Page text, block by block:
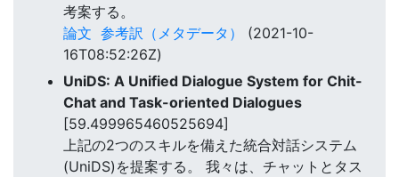
考案する。
論文 参考訳（メタデータ）
(2021-10-
16T08:52:26Z)
UniDS: A Unified Dialogue System for Chit-
Chat and Task-oriented Dialogues
[59.499965460525694]
上記の2つのスキルを備えた統合対話システム
(UniDS)を提案する。 我々は、チャットとタス